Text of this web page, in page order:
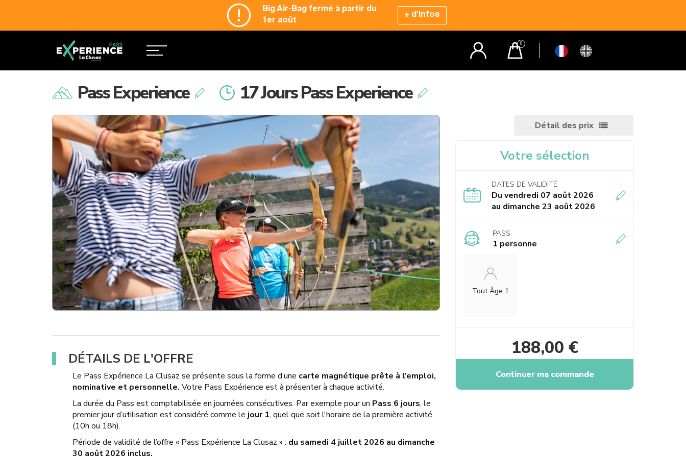
Big Air-Bag fermé à partir du
1er août
+ d'infos
Pass Experience 17 Jours Pass Experience
Détail des prix
Votre sélection
DATES DE VALIDITÉ
Du vendredi 07 août 2026
au dimanche 23 août 2026
PASS
1 personne
Tout Âge 1
188,00 €
Continuer ma commande
DÉTAILS DE L'OFFRE
Le Pass Expérience La Clusaz se présente sous la forme d’une carte magnétique prête à l’emploi,
nominative et personnelle. Votre Pass Expérience est à présenter à chaque activité.
La durée du Pass est comptabilisée en journées consécutives. Par exemple pour un Pass 6 jours, le
premier jour d’utilisation est considéré comme le jour 1, quel que soit l'horaire de la première activité
(10h ou 18h).
Période de validité de l’offre « Pass Expérience La Clusaz » : du samedi 4 juillet 2026 au dimanche
30 août 2026 inclus.